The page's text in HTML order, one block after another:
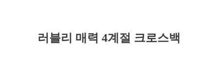
러블리 매력 4계절 크로스백